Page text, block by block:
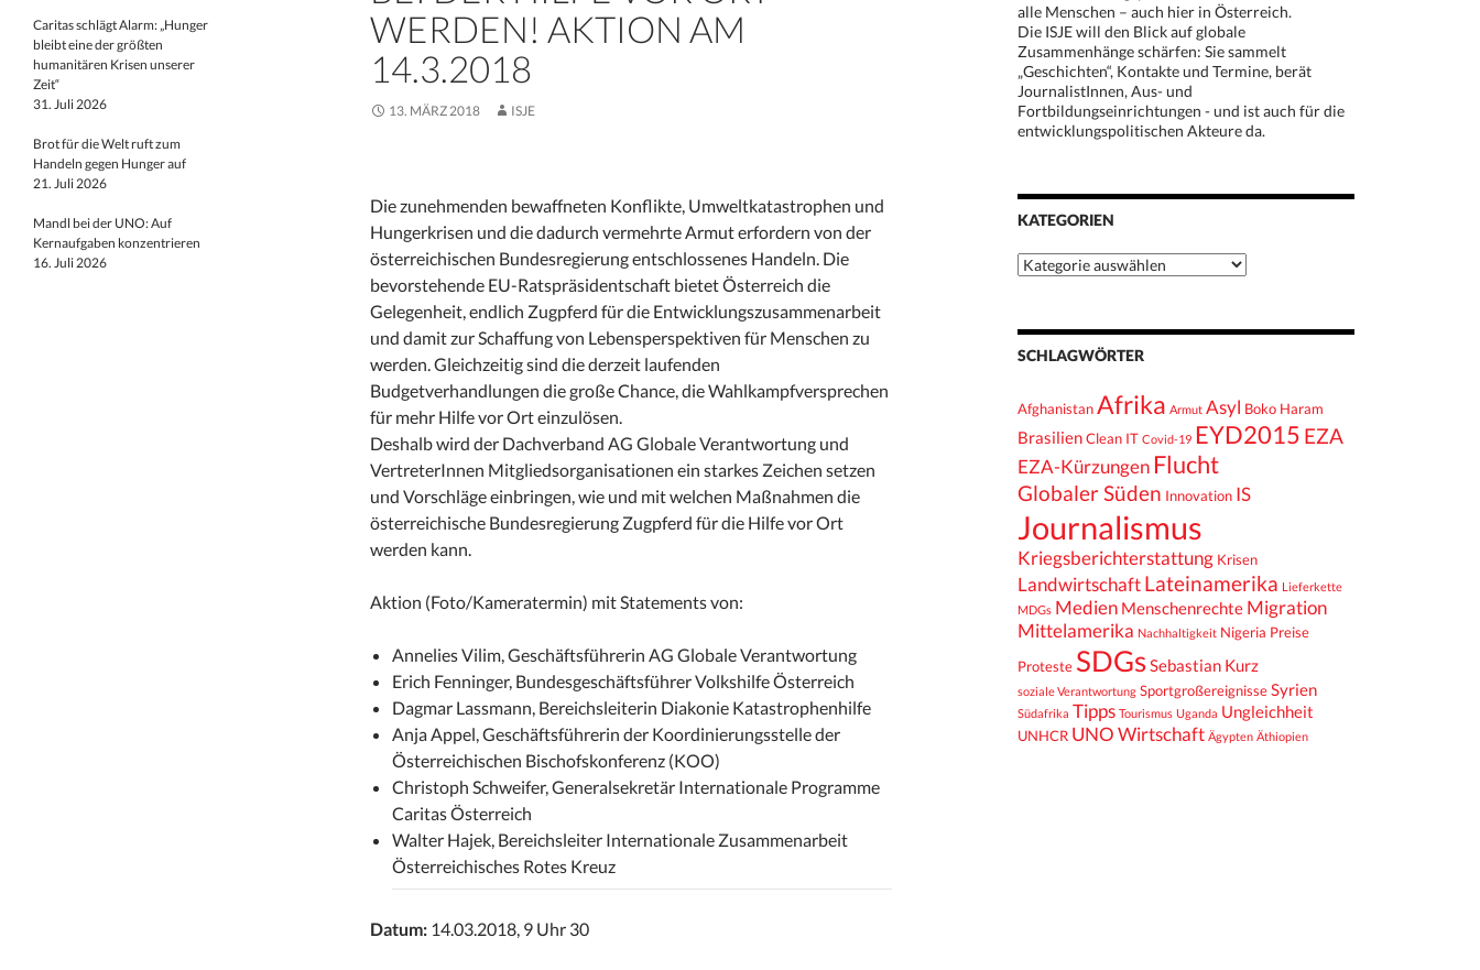
WERDEN! AKTION AM
14.3.2018
13. MÄRZ 2018 ISJE
Die zunehmenden bewaffneten Konflikte, Umweltkatastrophen und
Hungerkrisen und die dadurch vermehrte Armut erfordern von der
österreichischen Bundesregierung entschlossenes Handeln. Die
bevorstehende EU-Ratspräsidentschaft bietet Österreich die
Gelegenheit, endlich Zugpferd für die Entwicklungszusammenarbeit
und damit zur Schaffung von Lebensperspektiven für Menschen zu
werden. Gleichzeitig sind die derzeit laufenden
Budgetverhandlungen die große Chance, die Wahlkampfversprechen
für mehr Hilfe vor Ort einzulösen.
Deshalb wird der Dachverband AG Globale Verantwortung und
VertreterInnen Mitgliedsorganisationen ein starkes Zeichen setzen
und Vorschläge einbringen, wie und mit welchen Maßnahmen die
österreichische Bundesregierung Zugpferd für die Hilfe vor Ort
werden kann.
Aktion (Foto/Kameratermin) mit Statements von:
Annelies Vilim, Geschäftsführerin AG Globale Verantwortung
Erich Fenninger, Bundesgeschäftsführer Volkshilfe Österreich
Dagmar Lassmann, Bereichsleiterin Diakonie Katastrophenhilfe
Anja Appel, Geschäftsführerin der Koordinierungsstelle der
Österreichischen Bischofskonferenz (KOO)
Christoph Schweifer, Generalsekretär Internationale Programme
Caritas Österreich
Walter Hajek, Bereichsleiter Internationale Zusammenarbeit
Österreichisches Rotes Kreuz
Datum: 14.03.2018, 9 Uhr 30
alle Menschen – auch hier in Österreich.
Die ISJE will den Blick auf globale
Zusammenhänge schärfen: Sie sammelt
„Geschichten“, Kontakte und Termine, berät
JournalistInnen, Aus- und
Fortbildungseinrichtungen - und ist auch für die
entwicklungspolitischen Akteure da.
KATEGORIEN
Kategorien
SCHLAGWÖRTER
AfghanistanAfrika Armut Asyl Boko Haram
BrasilienClean IT Covid-19 EYD2015 EZA
EZA-Kürzungen Flucht
Globaler Süden Innovation IS
Journalismus
Kriegsberichterstattung Krisen
Landwirtschaft Lateinamerika Lieferkette
MDGs Medien Menschenrechte Migration
Mittelamerika Nachhaltigkeit Nigeria Preise
Proteste SDGsSebastian Kurz
soziale Verantwortung SportgroßereignisseSyrien
Südafrika Tipps Tourismus Uganda Ungleichheit
UNHCR UNO Wirtschaft Ägypten Äthiopien
Caritas schlägt Alarm: „Hunger
bleibt eine der größten
humanitären Krisen unserer
Zeit“
31. Juli 2026
Brot für die Welt ruft zum
Handeln gegen Hunger auf
21. Juli 2026
Mandl bei der UNO: Auf
Kernaufgaben konzentrieren
16. Juli 2026